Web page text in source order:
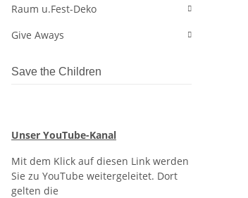
Raum u.Fest-Deko
Give Aways
Save the Children
Unser YouTube-Kanal
Mit dem Klick auf diesen Link werden
Sie zu YouTube weitergeleitet. Dort
gelten die